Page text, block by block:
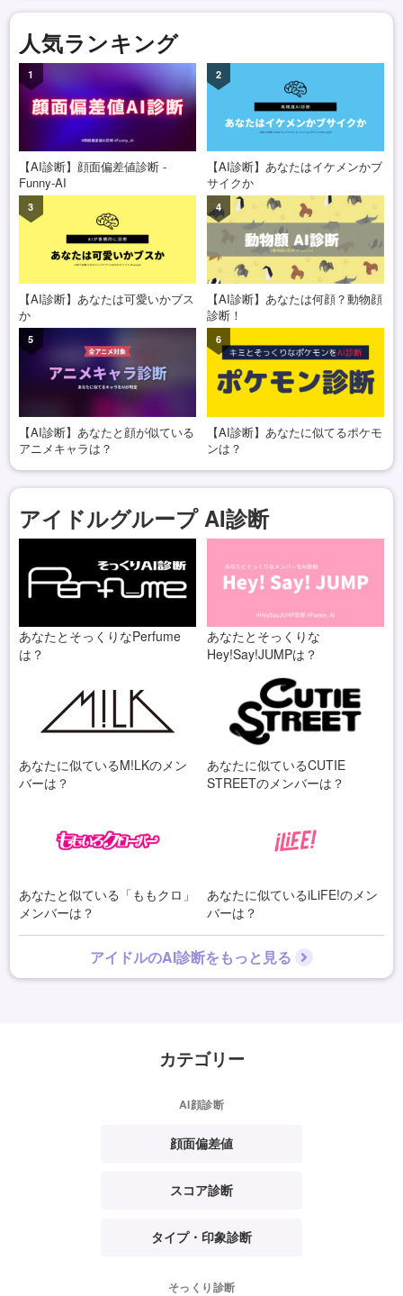
人気ランキング
1
【AI診断】顔面偏差値診断 -
Funny-AI
2
【AI診断】あなたはイケメンかブ
サイクか
3
【AI診断】あなたは可愛いかブス
か
4
【AI診断】あなたは何顔？動物顔
診断！
5
【AI診断】あなたと顔が似ている
アニメキャラは？
6
【AI診断】あなたに似てるポケモ
ンは？
アイドルグループ AI診断
あなたとそっくりなPerfume
は？
あなたとそっくりな
Hey!Say!JUMPは？
あなたに似ているM!LKのメン
バーは？
あなたに似ているCUTIE
STREETのメンバーは？
あなたと似ている「ももクロ」
メンバーは？
あなたに似ているiLiFE!のメン
バーは？
アイドルのAI診断をもっと見る
カテゴリー
AI顔診断
顔面偏差値
スコア診断
タイプ・印象診断
そっくり診断